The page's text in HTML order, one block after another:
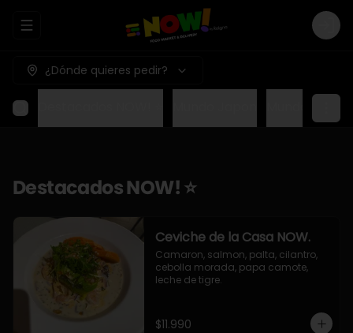
Abrir menu de navegación Login
¿Dónde quieres pedir?
Destacados NOW! ⭐
Ceviche de la Casa NOW.
Camaron, salmon, palta, cilantro,
cebolla morada, papa camote,
leche de tigre.
$11.990